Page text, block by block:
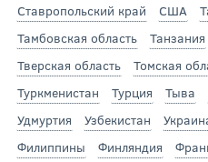
Ставропольский край
США
Тамбовская область
Танзания
Тверская область
Томская
Туркменистан
Турция Тыва
Удмуртия
Узбекистан
Филиппины
Финляндия